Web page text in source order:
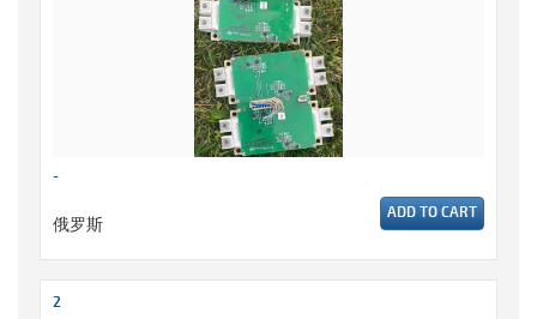
-
俄罗斯 ADD TO CART
2